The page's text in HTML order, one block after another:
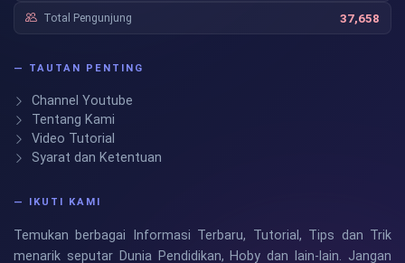
Total Pengunjung 37,658
— TAUTAN PENTING
Channel Youtube
Tentang Kami
Video Tutorial
Syarat dan Ketentuan
— IKUTI KAMI
Temukan berbagai Informasi Terbaru, Tutorial, Tips dan Trik
menarik seputar Dunia Pendidikan, Hoby dan lain-lain. Jangan